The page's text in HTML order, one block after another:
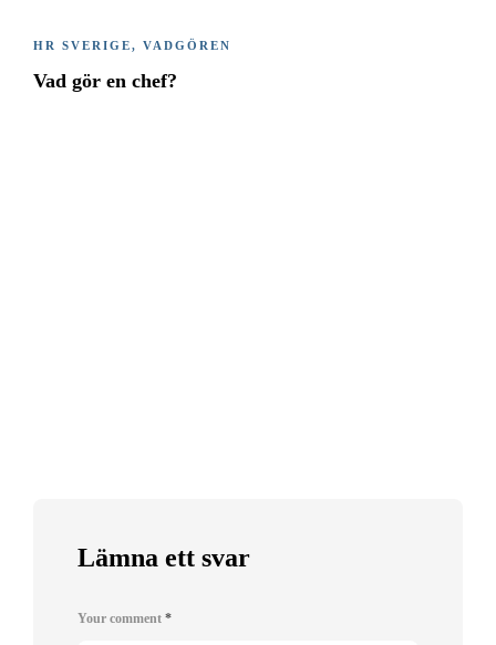
HR SVERIGE, VADGÖREN
Vad gör en chef?
Lämna ett svar
Your comment *